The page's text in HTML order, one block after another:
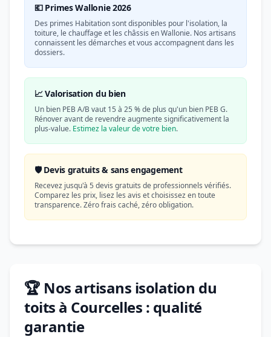
💶 Primes Wallonie 2026
Des primes Habitation sont disponibles pour l'isolation, la
toiture, le chauffage et les châssis en Wallonie. Nos artisans
connaissent les démarches et vous accompagnent dans les
dossiers.
📈 Valorisation du bien
Un bien PEB A/B vaut 15 à 25 % de plus qu'un bien PEB G.
Rénover avant de revendre augmente significativement la
plus-value. Estimez la valeur de votre bien.
🛡️ Devis gratuits & sans engagement
Recevez jusqu'à 5 devis gratuits de professionnels vérifiés.
Comparez les prix, lisez les avis et choisissez en toute
transparence. Zéro frais caché, zéro obligation.
🏆 Nos artisans isolation du
toits à Courcelles : qualité
garantie